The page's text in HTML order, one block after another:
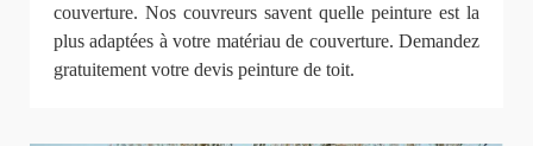
couverture. Nos couvreurs savent quelle peinture est la
plus adaptées à votre matériau de couverture. Demandez
gratuitement votre devis peinture de toit.